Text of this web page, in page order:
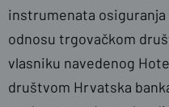
instrumenata
odnosu trgovačkom
vlasniku navedenog
društvom Hrvatska